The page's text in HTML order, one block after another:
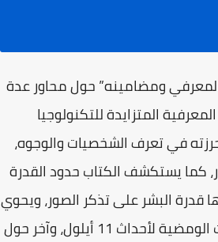
ومضامينه” حول محاور عدة
المتزايدة للتكنولوجيا
في تعرف الشخصيات والوجوه،
كما يستكشف الكتاب حدود القدرة
قدرة البشر على تذكر الصور، ويحوي
بحثاً جديداً حول الذكريات الومضية لأحداث 11 أيلول، وآخر حول